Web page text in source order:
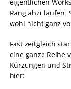
eigentlichen
Rang abzulaufen.
wohl nicht ganz
Fast zeitgleich
eine ganze Reihe
Kürzungen und
hier: